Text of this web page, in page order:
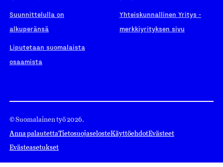
Suunnittelulla on
alkuperänsä
Liputetaan suomalaista
osaamista
Yhteiskunnallinen Yritys -
merkkiyrityksen sivu
© Suomalainen työ 2026.
Anna palautettaTietosuojaselosteKäyttöehdotEvästeet
Evästeasetukset